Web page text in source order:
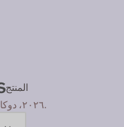
المنتج
© ٢٠٢٦، دوكان. جميع الحقوق محفوظة.